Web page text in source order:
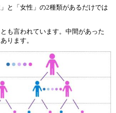
と「女性」の2種類があるだけでは
も言われています。中間があった
ります。